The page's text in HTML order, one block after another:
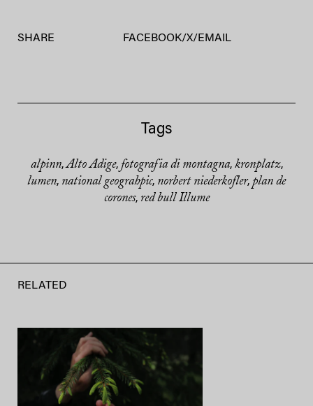
SHARE FACEBOOK/X/ EMAIL
Tags
alpinn,Alto Adige, fotografia di montagna, kronplatz,
lumen, national geograhpic, norbert niederkofler, plan de
corones, red bull Illume
RELATED